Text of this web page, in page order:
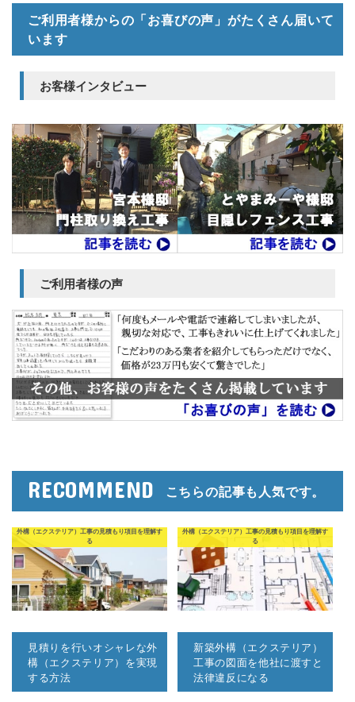
ご利用者様からの「お喜びの声」がたくさん届いて
います
お客様インタビュー
ご利用者様の声
RECOMMEND こちらの記事も人気です。
外構（エクステリア）工事の見積もり項目を理解す
る
見積りを行いオシャレな外
構（エクステリア）を実現
する方法
外構（エクステリア）工事の見積もり項目を理解す
る
新築外構（エクステリア）
工事の図面を他社に渡すと
法律違反になる